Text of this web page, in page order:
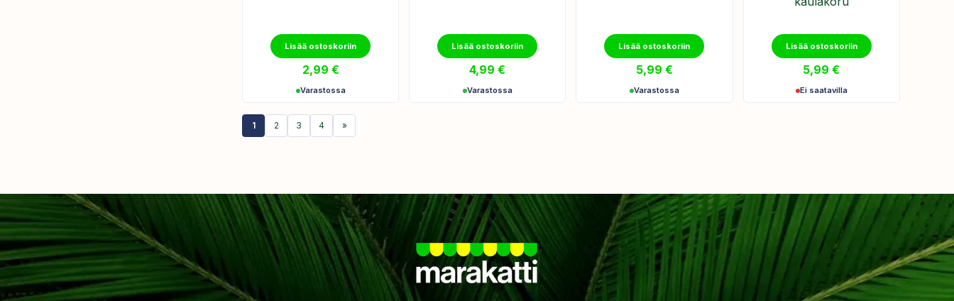
Lisää ostoskoriin
2,99 €
Varastossa
Lisää ostoskoriin
4,99€
Varastossa
Lisää ostoskoriin
5,99 €
Varastossa
Lisää ostoskoriin
5,99€
Ei saatavilla
1 2 3 4 »